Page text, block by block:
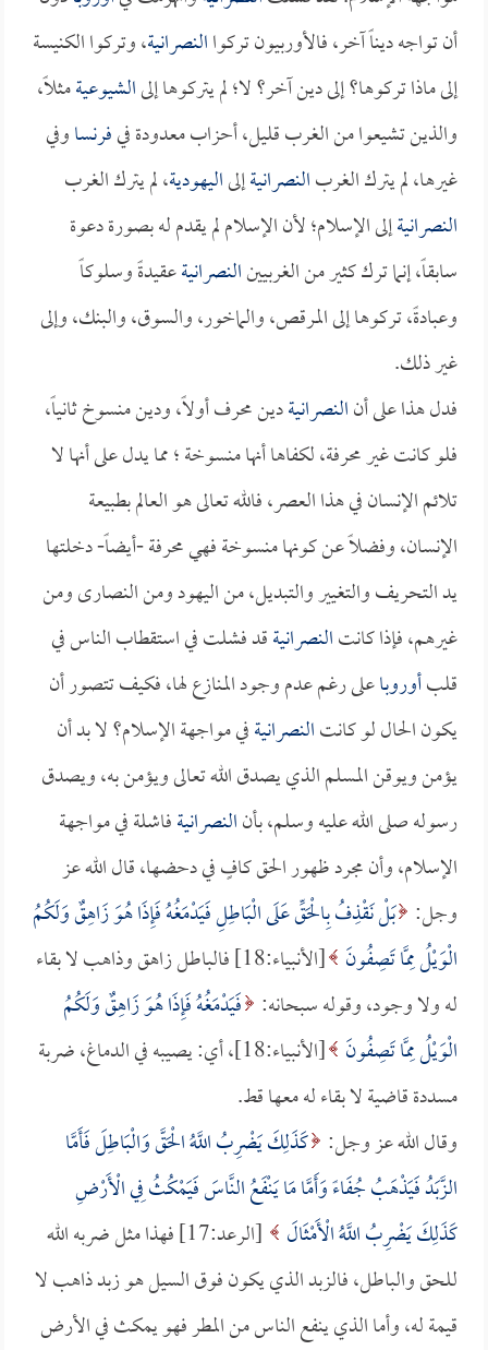
أن تواجه ديناً آخر، فالأوربيون تركواالنصرانية، وتركوا الكنيسة
إلى ماذا تركوها؟ إلى دين آخر؟ لا؛ لم يتركوها إلىالشيوعيةمثلاً،
والذين تشيعوا من الغرب قليل، أحزاب معدودة فيفرنساوفي
غيرها، لم يترك الغربالنصرانيةإلىاليهودية، لم يترك الغرب
النصرانيةإلى الإسلام؛ لأن الإسلام لم يقدم له بصورة دعوة
سابقاً، إنما ترك كثير من الغربيينالنصرانيةعقيدةً وسلوكاً
وعبادةً، تركوها إلى المرقص، والماخور، والسوق، والبنك، وإلى
غير ذلك.
فدل هذا على أنالنصرانيةدين محرف أولاً، ودين منسوخ ثانياً،
فلو كانت غير محرفة، لكفاها أنها منسوخة ؛ مما يدل على أنها لا
تلائم الإنسان في هذا العصر، فالله تعالى هو العالم بطبيعة
الإنسان، وفضلاً عن كونها منسوخة فهي محرفة -أيضاً- دخلتها
يد التحريف والتغيير والتبديل، من اليهود ومن النصارى ومن
غيرهم، فإذا كانتالنصرانيةقد فشلت في استقطاب الناس في
قلبأوروباعلى رغم عدم وجود المنازع لها، فكيف تتصور أن
يكون الحال لو كانتالنصرانيةفي مواجهة الإسلام؟ لا بد أن
يؤمن ويوقن المسلم الذي يصدق الله تعالى ويؤمن به، ويصدق
رسوله صلى الله عليه وسلم، بأنالنصرانيةفاشلة في مواجهة
الإسلام، وأن مجرد ظهور الحق كافٍ في دحضها، قال الله عز
وجل: بَلْ نَقْذِفُ بِالْحَقِّ عَلَى الْبَاطِلِ فَيَدْمَغُهُ فَإِذَا هُوَ زَاهِقٌ وَلَكُمُ
الْوَيْلُ مِمَّا تَصِفُونَ
[الأنبياء:18] فالباطل زاهق وذاهب لا بقاء
له ولا وجود، وقوله سبحانه: فَيَدْمَغُهُ فَإِذَا هُوَ زَاهِقٌ وَلَكُمُ
الْوَيْلُ مِمَّا تَصِفُونَ
[الأنبياء:18]، أي: يصيبه في الدماغ، ضربة
مسددة قاضية لا بقاء له معها قط.
وقال الله عز وجل: كَذَلِكَ يَضْرِبُ اللَّهُ الْحَقَّ وَالْبَاطِلَ فَأَمَّا
الزَّبَدُ فَيَذْهَبُ جُفَاءً وَأَمَّا مَا يَنْفَعُ النَّاسَ فَيَمْكُثُ فِي الْأَرْضِ
كَذَلِكَ يَضْرِبُ اللَّهُ الْأَمْثَالَ
[الرعد:17] فهذا مثل ضربه الله
للحق والباطل، فالزبد الذي يكون فوق السيل هو زبد ذاهب لا
قيمة له، وأما الذي ينفع الناس من المطر فهو يمكث في الأرض